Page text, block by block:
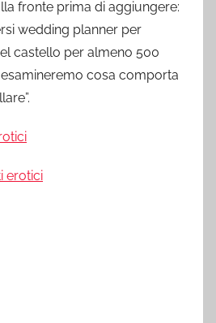
fronte prima di aggiungere:
wedding planner per
castello per almeno 500
cosa comporta
erotici